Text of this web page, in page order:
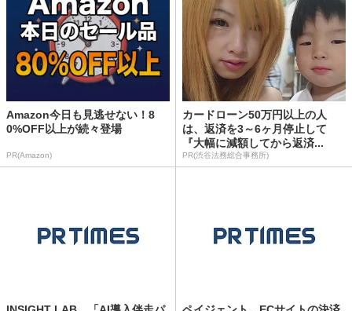
Amazon今日も見逃せない！8
0%OFF以上が続々登場
PR(Amazon)
カードローン50万円以上の人
は、返済を3～6ヶ月停止して
『大幅に減額してから返済...
PR(渋谷法務総合事務所)